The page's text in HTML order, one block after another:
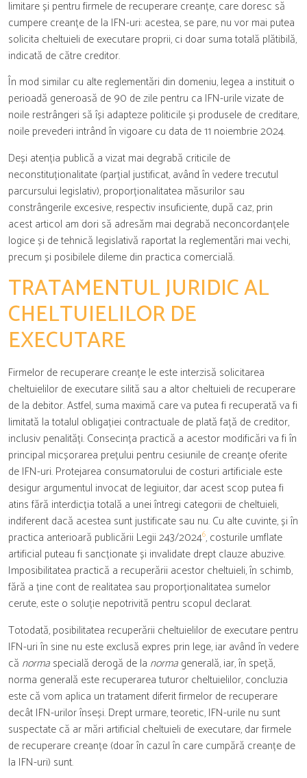
limitare și pentru firmele de recuperare creanțe, care doresc să
cumpere creanțe de la IFN-uri: acestea, se pare, nu vor mai putea
solicita cheltuieli de executare proprii, ci doar suma totală plătibilă,
indicată de către creditor.
În mod similar cu alte reglementări din domeniu, legea a instituit o
perioadă generoasă de 90 de zile pentru ca IFN-urile vizate de
noile restrângeri să își adapteze politicile și produsele de creditare,
noile prevederi intrând în vigoare cu data de 11 noiembrie 2024.
Deși atenția publică a vizat mai degrabă criticile de
neconstituționalitate (parțial justificat, având în vedere trecutul
parcursului legislativ), proporționalitatea măsurilor sau
constrângerile excesive, respectiv insuficiente, după caz, prin
acest articol am dori să adresăm mai degrabă neconcordanțele
logice și de tehnică legislativă raportat la reglementări mai vechi,
precum și posibilele dileme din practica comercială.
TRATAMENTUL JURIDIC AL
CHELTUIELILOR DE
EXECUTARE
Firmelor de recuperare creanțe le este interzisă solicitarea
cheltuielilor de executare silită sau a altor cheltuieli de recuperare
de la debitor. Astfel, suma maximă care va putea fi recuperată va fi
limitată la totalul obligației contractuale de plată față de creditor,
inclusiv penalități. Consecința practică a acestor modificări va fi în
principal micșorarea prețului pentru cesiunile de creanțe oferite
de IFN-uri. Protejarea consumatorului de costuri artificiale este
desigur argumentul invocat de legiuitor, dar acest scop putea fi
atins fără interdicția totală a unei întregi categorii de cheltuieli,
indiferent dacă acestea sunt justificate sau nu. Cu alte cuvinte, și în
practica anterioară publicării Legii 243/20246, costurile umflate
artificial puteau fi sancționate și invalidate drept clauze abuzive.
Imposibilitatea practică a recuperării acestor cheltuieli, în schimb,
fără a ține cont de realitatea sau proporționalitatea sumelor
cerute, este o soluție nepotrivită pentru scopul declarat.
Totodată, posibilitatea recuperării cheltuielilor de executare pentru
IFN-uri în sine nu este exclusă expres prin lege, iar având în vedere
că normaspecială derogă de la normagenerală, iar, în speță,
norma generală este recuperarea tuturor cheltuielilor, concluzia
este că vom aplica un tratament diferit firmelor de recuperare
decât IFN-urilor înseși. Drept urmare, teoretic, IFN-urile nu sunt
suspectate că ar mări artificial cheltuieli de executare, dar firmele
de recuperare creanțe (doar în cazul în care cumpără creanțe de
la IFN-uri) sunt.